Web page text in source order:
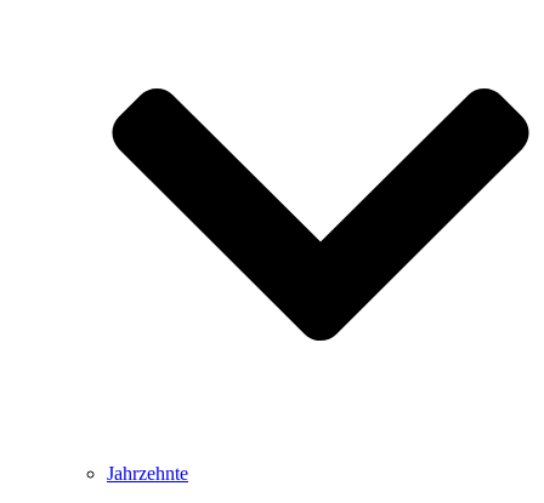
Jahrzehnte